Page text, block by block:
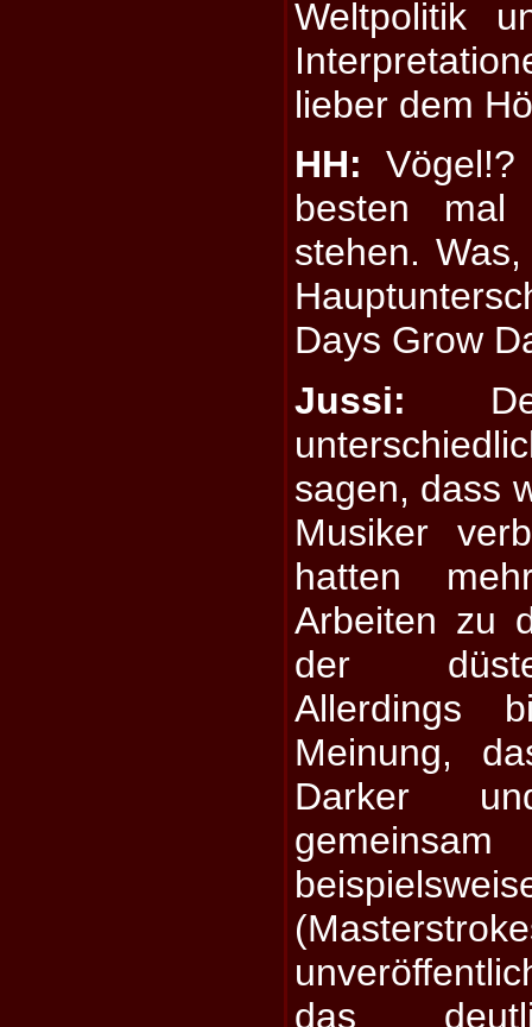
Weltpolitik
lieber dem
HH:
besten mal
stehen.
Days Grow
Jussi:
sagen, dass
Musiker
hatten
Arbeiten zu
der
Allerdings
Meinung,
Darker
das